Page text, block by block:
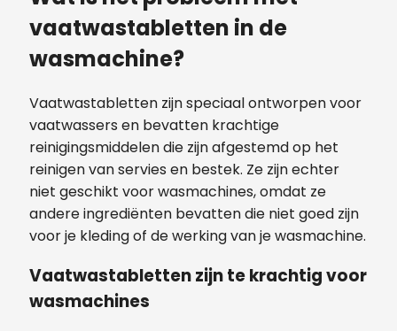
vaatwastabletten in de
wasmachine?
Vaatwastabletten zijn speciaal ontworpen voor
vaatwassers en bevatten krachtige
reinigingsmiddelen die zijn afgestemd op het
reinigen van servies en bestek. Ze zijn echter
niet geschikt voor wasmachines, omdat ze
andere ingrediënten bevatten die niet goed zijn
voor je kleding of de werking van je wasmachine.
Vaatwastabletten zijn te krachtig voor
wasmachines